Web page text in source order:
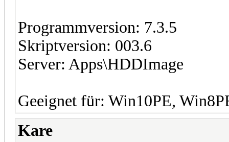
Programmversion: 7.3.5
Skriptversion: 003.6
Server: Apps\HDDImage
Geeignet für: Win10PE,
Kare